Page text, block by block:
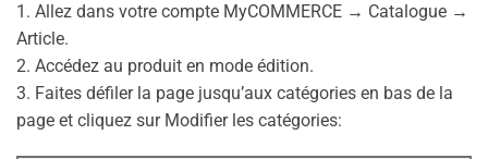
1. Allez dans votre compte MyCOMMERCE → Catalogue →
Article.
2. Accédez au produit en mode édition.
3. Faites défiler la page jusqu’aux catégories en bas de la
page et cliquez sur Modifier les catégories: